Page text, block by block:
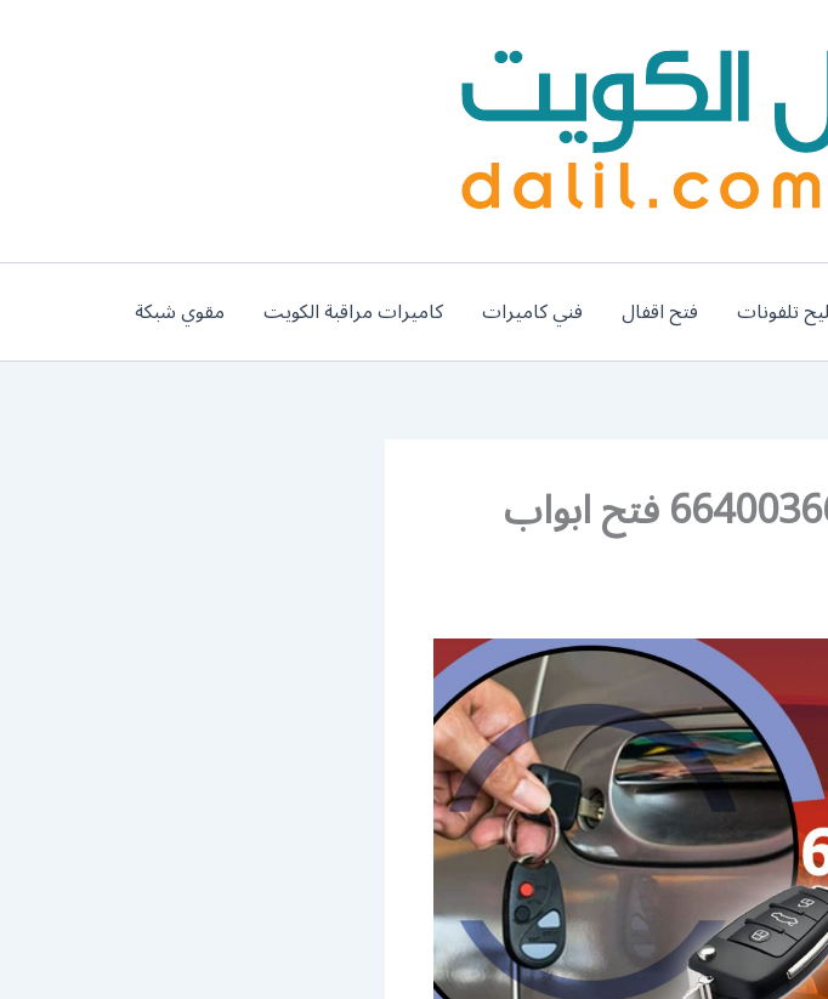
تلفونات فتح اقفال فني كاميرات كاميرات مراقبة الكويت مقوي شبكة
فتح باب سيارة العمرية 66400366 فتح ابواب